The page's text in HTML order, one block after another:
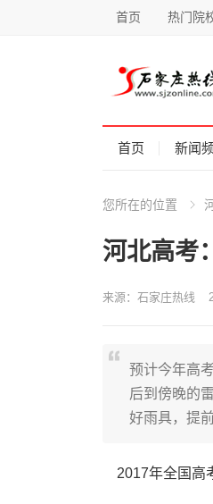
首页 热门院
首页 新闻
您所在的位置
河北高考
来源： 石家庄热线
预计今年高
后到傍晚的
好雨具，提
2017年全国高